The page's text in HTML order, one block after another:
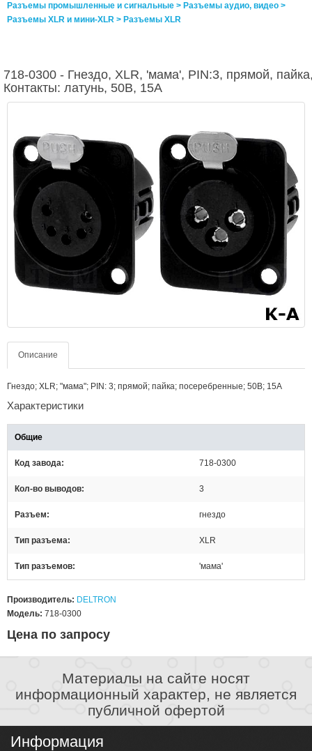
Разъемы промышленные и сигнальные > Разъeмы аудио, видео >
Разъeмы XLR и мини-XLR > Разъeмы XLR
718-0300 - Гнездо, XLR, 'мама', PIN:3, прямой,
Контакты: латунь, 50В, 15А
Описание
Гнездо; XLR; "мама"; PIN: 3; прямой; пайка; посеребренные; 50В; 15А
Характеристики
Общие
Код завода 718-0300
Кол-во выводов 3
Разъем гнездо
Тип разъема XLR
Тип разъемов 'мама'
Производитель: DELTRON
Модель: 718-0300
Цена по запросу
Материалы на сайте носят
информационный характер, не является
публичной офертой
Информация